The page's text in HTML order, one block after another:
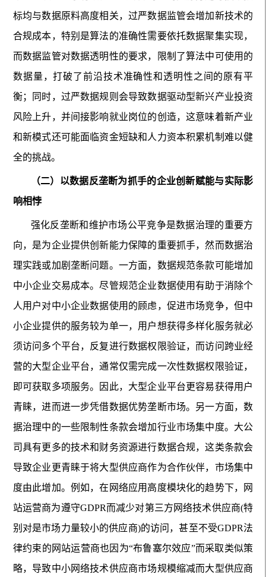
标均与数据原料高度相关，过严数据监管会增加新技术的
合规成本，特别是算法的准确性需要依托数据聚集实现，
而数据监管对数据透明性的要求，限制了算法中可使用的
数据量，打破了前沿技术准确性和透明性之间的原有平
衡；同时，过严数据规则会导致数据驱动型新兴产业投资
风险上升，并间接影响就业岗位的创造，这意味着新产业
和新模式还可能面临资金短缺和人力资本积累机制难以健
全的挑战。
（二）以数据反垄断为抓手的企业创新赋能与实际影
响相悖
强化反垄断和维护市场公平竞争是数据治理的重要方
向，是为企业提供创新能力保障的重要抓手，然而数据治
理实践或加剧垄断问题。一方面，数据规范条款可能增加
中小企业交易成本。尽管规范企业数据使用有助于消除个
人用户对中小企业数据使用的顾虑，促进市场竞争，但中
小企业提供的服务较为单一，用户想获得多样化服务就必
须访问多个平台，反复进行数据权限验证，而访问跨业经
营的大型企业平台，通常仅需完成一次性数据权限验证，
即可获取多项服务。因此，大型企业平台更容易获得用户
青睐，进而进一步凭借数据优势垄断市场。另一方面，数
据治理中的一些限制性条款会增加行业市场集中度。大公
司具有更多的技术和财务资源进行数据合规，这类条款会
导致企业更青睐于将大型供应商作为合作伙伴，市场集中
度由此增加。例如，在网络应用高度模块化的趋势下，网
站运营商为遵守GDPR而减少对第三方网络技术供应商(特
别对是市场力量较小的供应商)的访问，甚至不受GDPR法
律约束的网站运营商也因为“布鲁塞尔效应”而采取类似策
略，导致中小网络技术供应商市场规模缩减而大型供应商